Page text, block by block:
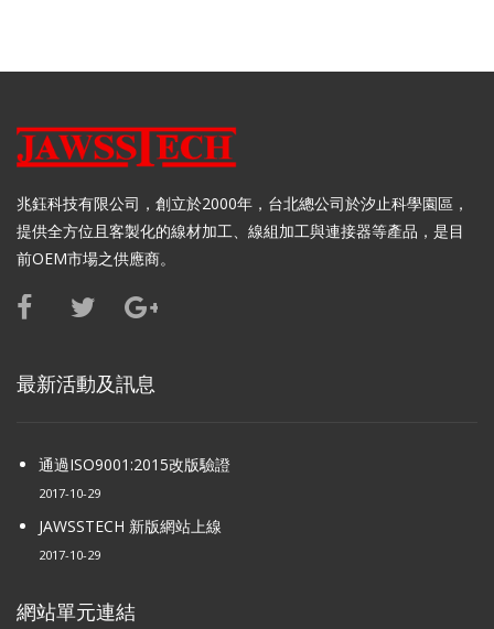
兆鈺科技有限公司，創立於2000年，台北總公司於汐止科學園區，
提供全方位且客製化的線材加工、線組加工與連接器等產品，是目
前OEM市場之供應商。
最新活動及訊息
通過ISO9001:2015改版驗證
2017-10-29
JAWSSTECH 新版網站上線
2017-10-29
網站單元連結